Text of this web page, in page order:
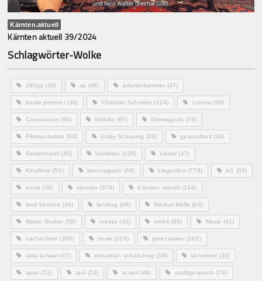
Kärnten.aktuell
Kärnten aktuell 39/2024
Schlagwörter-Wolke
180ga (45) ak (48) arbeiterkammer (47)
beate prettner(38) Christian Scheider (124) corona (69)
Coronavirus (90) filmblitz (87) filmmagazin (76)
Filmneuheiten (64) Gaby Schaunig (43) gesundheit(36)
Gewinnspiel (40) heimkino (138) kinder (47)
Kinofilme (50) kinomagazin (69) klagenfurt(776) kt1 (53)
kunst (38) kärnten (676) Kärnten aktuell (144)
land kärnten (46) landtag (49) Markus Malle (68)
Martin Gruber (58) messe (40) mmkk(45) Musik (41)
nachrichten (280) news(126) peter kaiser(162)
sara schaar (47) sebastian schuschnig (38) sicherheit (36)
sport (52) spö (53) st.veit(49) stadtgespräch (74)